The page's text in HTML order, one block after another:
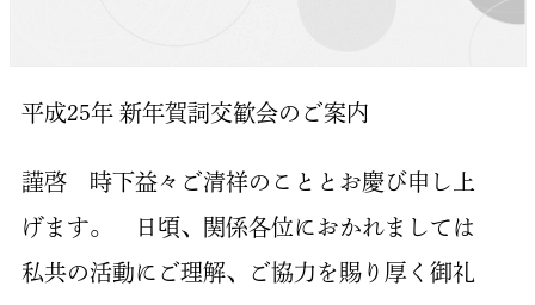
平成25年 新年賀詞交歓会のご案内
謹啓 時下益々ご清祥のこととお慶び申し上
げます。 日頃、関係各位におかれましては
私共の活動にご理解、ご協力を賜り厚く御礼